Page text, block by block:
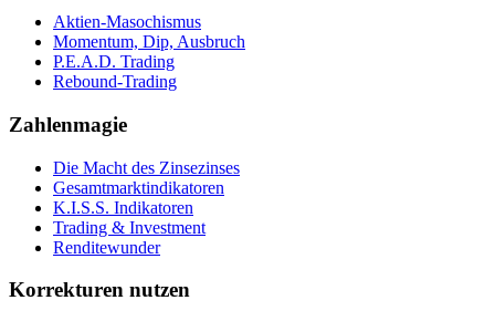
Aktien-Masochismus
Momentum, Dip, Ausbruch
P.E.A.D. Trading
Rebound-Trading
Zahlenmagie
Die Macht des Zinsezinses
Gesamtmarktindikatoren
K.I.S.S. Indikatoren
Trading & Investment
Renditewunder
Korrekturen nutzen